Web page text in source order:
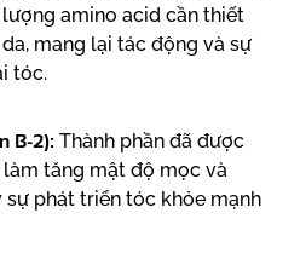
amino acid cần thiết
mang lại tác động và sự
tóc.
B-2): Thành phần đã được
tăng mật độ mọc và
phát triển tóc khỏe mạnh